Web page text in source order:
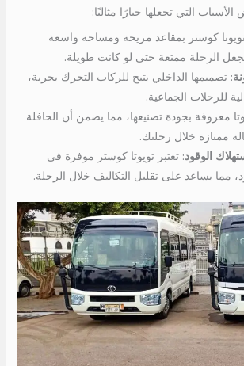
التي تجعلها خيارًا مثاليًا:
تويوتا كوستر بمقاعد مريحة ومساحة واسعة
الرحلة ممتعة حتى لو كانت طويلة.
: تصميمها الداخلي يتيح للركاب التحرك بحرية،
للرحلات الجماعية.
معروفة بجودة تصنيعها، مما يضمن أن الحافلة
ممتازة خلال رحلتك.
الوقود: تعتبر تويوتا كوستر موفرة في
مما يساعد على تقليل التكاليف خلال الرحلة.